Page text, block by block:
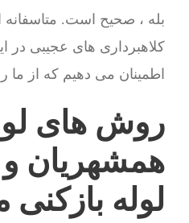
بله ، صحیح است. متاسفانه
کلاهبرداری های عجیبی در
اطمینان می دهیم که از ما
روش های
همشهریان
لوله بازکنی